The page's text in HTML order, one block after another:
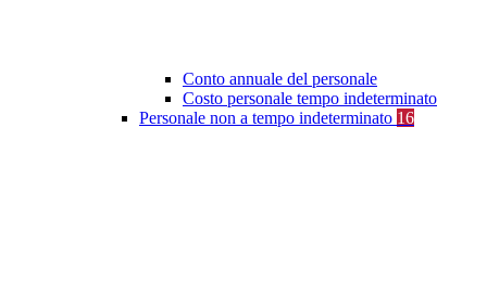
Conto annuale del personale
Costo personale tempo indeterminato
Personale non a tempo indeterminato 16